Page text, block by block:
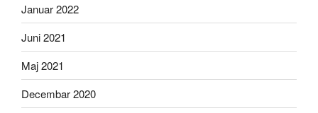
Januar 2022
Juni 2021
Maj 2021
Decembar 2020